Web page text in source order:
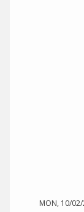
MON, 10/